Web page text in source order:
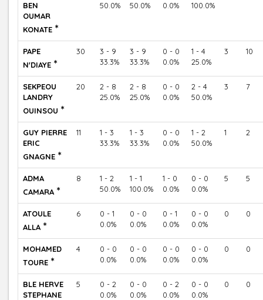
BEN
OUMAR
KONATE *
50.0%
50.0%
0.0%
100.0%
PAPE
N'DIAYE *
30
3 - 9
33.3%
3 - 9
33.3%
0 - 0
0.0%
1 - 4
25.0%
3 10
SEKPEOU
LANDRY
OUINSOU *
20
2 - 8
25.0%
2 - 8
25.0%
0 - 0
0.0%
2 - 4
50.0%
3 7
GUY PIERRE
ERIC
GNAGNE *
11
1 - 3
33.3%
1 - 3
33.3%
0 - 0
0.0%
1 - 2
50.0%
1 2
ADMA
CAMARA *
8
1 - 2
50.0%
1 - 1
100.0%
1 - 0
0.0%
0 - 0
0.0%
5 5
ATOULE
ALLA *
6
0 - 1
0.0%
0 - 0
0.0%
0 - 1
0.0%
0 - 0
0.0%
0 0
MOHAMED
TOURE *
4
0 - 0
0.0%
0 - 0
0.0%
0 - 0
0.0%
0 - 0
0.0%
0 0
BLE HERVE
STEPHANE
5
0 - 2
0.0%
0 - 0
0.0%
0 - 2
0.0%
0 - 0
0.0%
0 0